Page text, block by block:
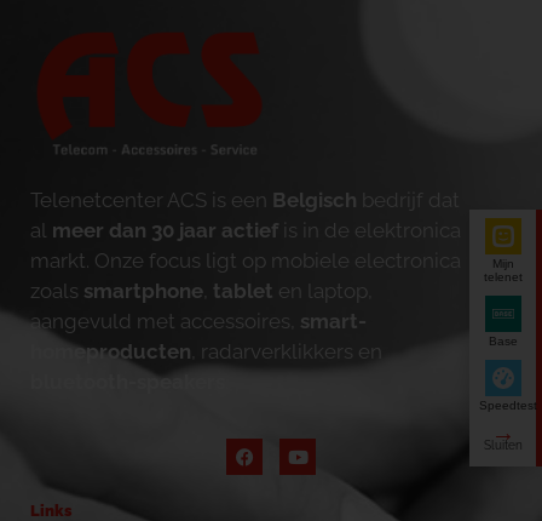
Telenetcenter ACS is een Belgisch bedrijf dat
al meer dan 30 jaar actief is in de elektronica
markt. Onze focus ligt op mobiele electronica
zoals smartphone tablet en laptop,
aangevuld met accessoires, smart-
homeproducten , radarverklikkers en
bluetooth-speakers
Links
Mijn
telenet
Base
Speedtest